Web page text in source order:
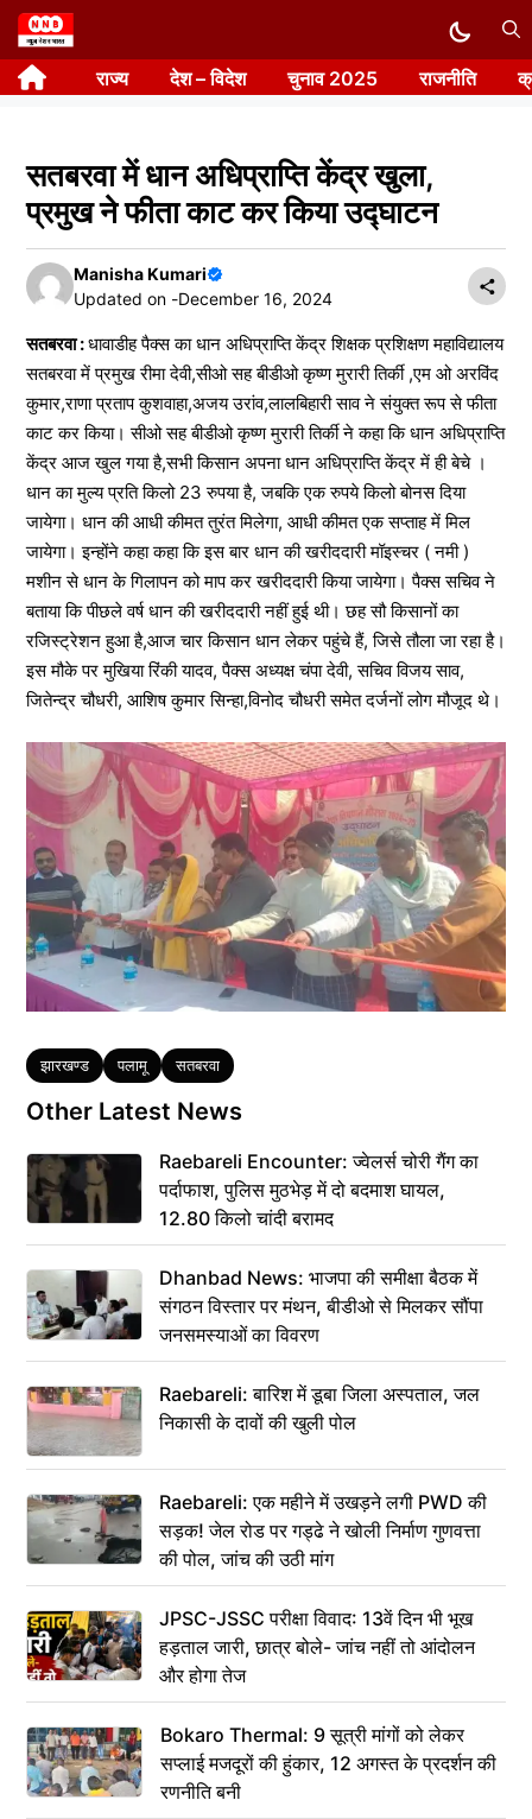
Skip
to
content राज्य देश – विदेश चुनाव 2025 राजनीति
सतबरवा में धान अधिप्राप्ति केंद्र खुला,
प्रमुख ने फीता काट कर किया उद्घाटन
Manisha Kumari
Updated on -December 16, 2024
सतबरवा :धावाडीह पैक्स का धान अधिप्राप्ति केंद्र शिक्षक प्रशिक्षण महाविद्यालय
सतबरवा में प्रमुख रीमा देवी,सीओ सह बीडीओ कृष्ण मुरारी तिर्की ,एम ओ अरविंद
कुमार,राणा प्रताप कुशवाहा,अजय उरांव,लालबिहारी साव ने संयुक्त रूप से फीता
काट कर किया। सीओ सह बीडीओ कृष्ण मुरारी तिर्की ने कहा कि धान अधिप्राप्ति
केंद्र आज खुल गया है,सभी किसान अपना धान अधिप्राप्ति केंद्र में ही बेचे ।
धान का मुल्य प्रति किलो 23 रुपया है, जबकि एक रुपये किलो बोनस दिया
जायेगा। धान की आधी कीमत तुरंत मिलेगा, आधी कीमत एक सप्ताह में मिल
जायेगा। इन्होंने कहा कहा कि इस बार धान की खरीददारी मॉइस्चर ( नमी )
मशीन से धान के गिलापन को माप कर खरीददारी किया जायेगा। पैक्स सचिव ने
बताया कि पीछले वर्ष धान की खरीददारी नहीं हुई थी। छह सौ किसानों का
रजिस्ट्रेशन हुआ है,आज चार किसान धान लेकर पहुंचे हैं, जिसे तौला जा रहा है।
इस मौके पर मुखिया रिंकी यादव, पैक्स अध्यक्ष चंपा देवी, सचिव विजय साव,
जितेन्द्र चौधरी, आशिष कुमार सिन्हा,विनोद चौधरी समेत दर्जनों लोग मौजूद थे।
Tags
झारखण्ड पलामू सतबरवा
Other Latest News
Raebareli Encounter: ज्वेलर्स चोरी गैंग का
पर्दाफाश, पुलिस मुठभेड़ में दो बदमाश घायल,
12.80 किलो चांदी बरामद
Dhanbad News: भाजपा की समीक्षा बैठक में
संगठन विस्तार पर मंथन, बीडीओ से मिलकर सौंपा
जनसमस्याओं का विवरण
Raebareli: बारिश में डूबा जिला अस्पताल, जल
निकासी के दावों की खुली पोल
Raebareli: एक महीने में उखड़ने लगी PWD की
सड़क! जेल रोड पर गड्ढे ने खोली निर्माण गुणवत्ता
की पोल, जांच की उठी मांग
JPSC-JSSC परीक्षा विवाद: 13वें दिन भी भूख
हड़ताल जारी, छात्र बोले- जांच नहीं तो आंदोलन
और होगा तेज
Bokaro Thermal: 9 सूत्री मांगों को लेकर
सप्लाई मजदूरों की हुंकार, 12 अगस्त के प्रदर्शन की
रणनीति बनी